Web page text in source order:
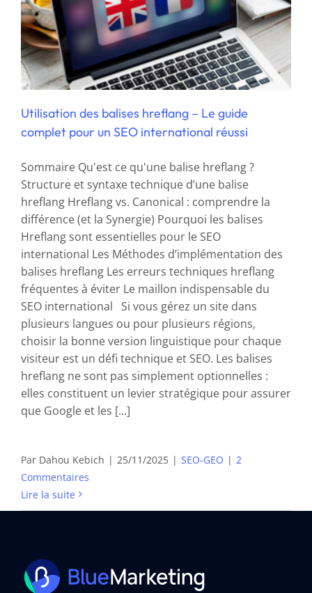
Utilisation des balises hreflang – Le guide
complet pour un SEO international réussi
Sommaire Qu'est ce qu'une balise hreflang ?
Structure et syntaxe technique d’une balise
hreflang Hreflang vs. Canonical : comprendre la
différence (et la Synergie) Pourquoi les balises
Hreflang sont essentielles pour le SEO
international Les Méthodes d’implémentation des
balises hreflang Les erreurs techniques hreflang
fréquentes à éviter Le maillon indispensable du
SEO international Si vous gérez un site dans
plusieurs langues ou pour plusieurs régions,
choisir la bonne version linguistique pour chaque
visiteur est un défi technique et SEO. Les balises
hreflang ne sont pas simplement optionnelles :
elles constituent un levier stratégique pour assurer
que Google et les [...]
Par Dahou Kebich | 25/11/2025 | SEO-GEO | 2
Commentaires
Lire la suite